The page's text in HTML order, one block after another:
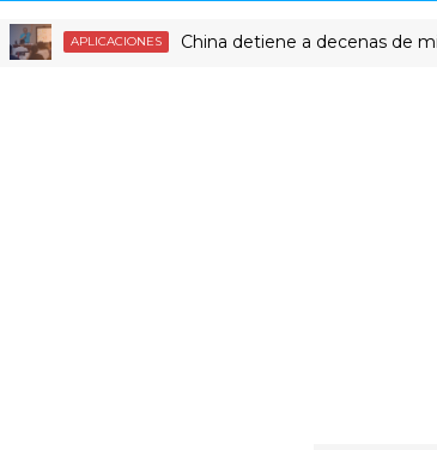
APLICACIONES China detiene a decenas de